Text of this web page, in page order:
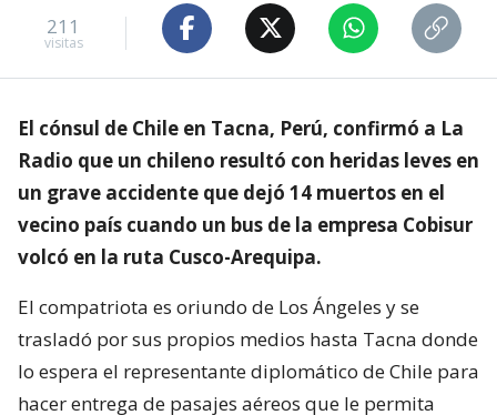
211
visitas
El cónsul de Chile en Tacna, Perú, confirmó a La
Radio que un chileno resultó con heridas leves en
un grave accidente que dejó 14 muertos en el
vecino país cuando un bus de la empresa Cobisur
volcó en la ruta Cusco-Arequipa.
El compatriota es oriundo de Los Ángeles y se
trasladó por sus propios medios hasta Tacna donde
lo espera el representante diplomático de Chile para
hacer entrega de pasajes aéreos que le permita